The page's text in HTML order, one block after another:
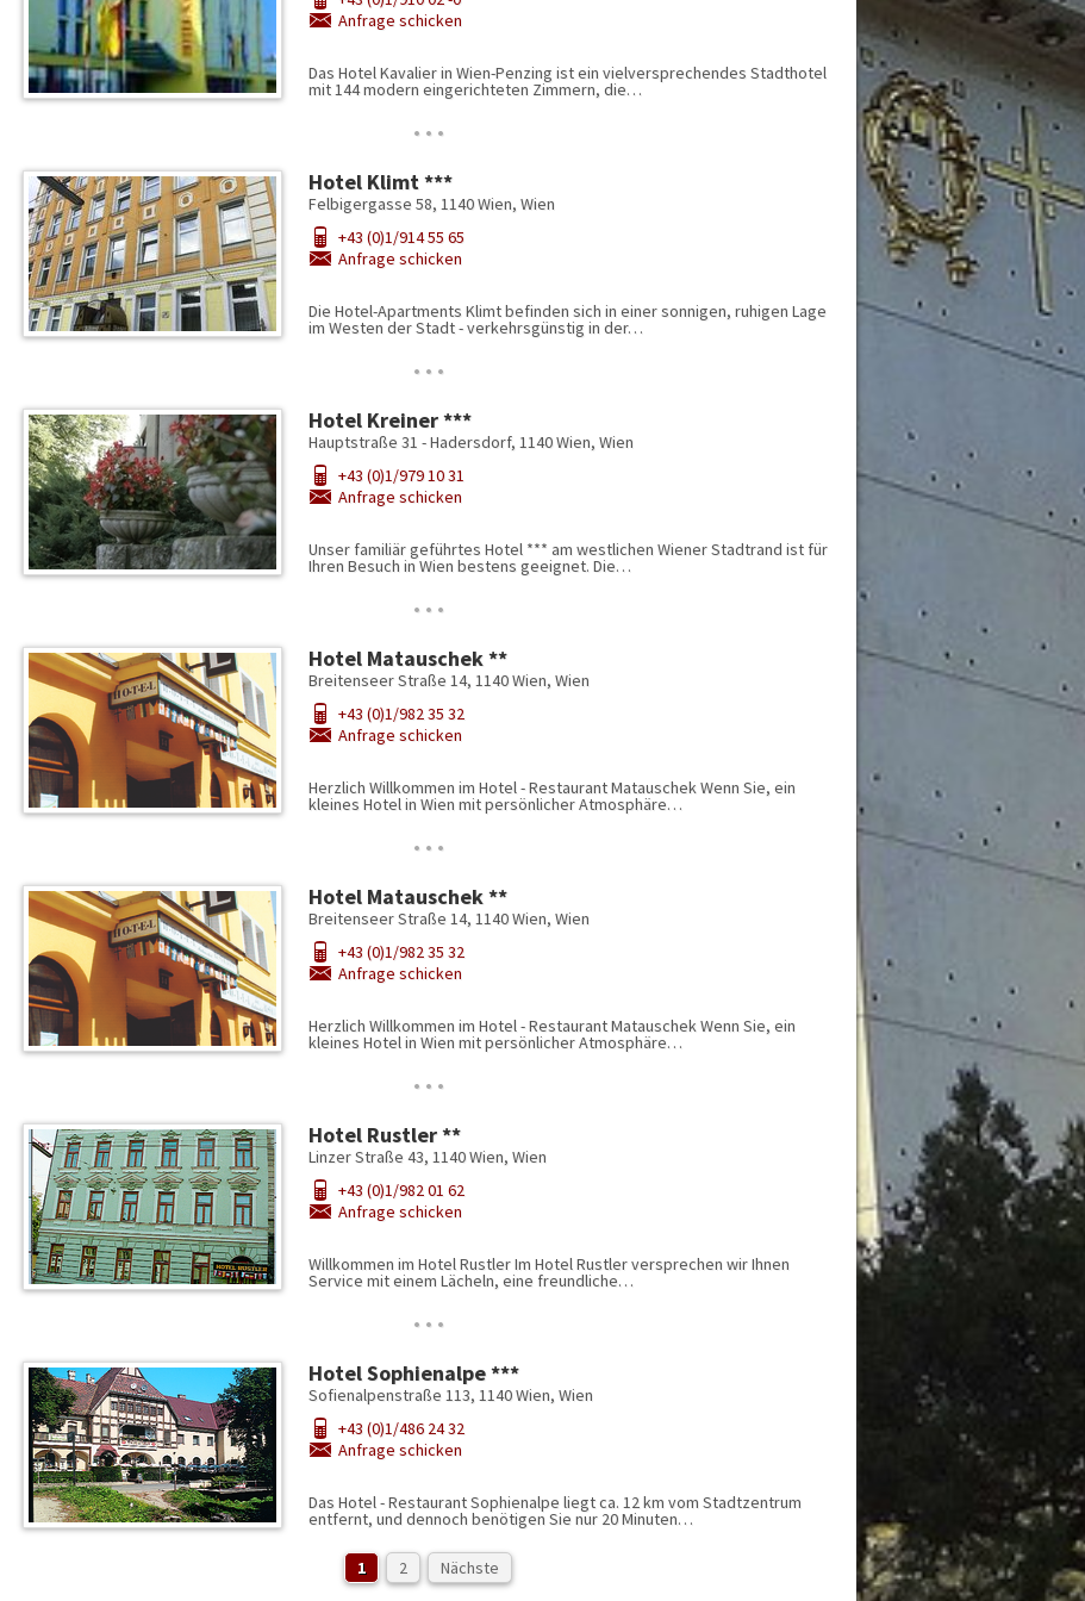
Anfrage schicken
Das Hotel Kavalier in Wien-Penzing ist ein vielversprechendes Stadthotel
mit 144 modern eingerichteten Zimmern, die…
…
Hotel Klimt ***
Felbigergasse 58, 1140 Wien, Wien
+43 (0)1/914 55 65
Anfrage schicken
Die Hotel-Apartments Klimt befinden sich in einer sonnigen, ruhigen Lage
im Westen der Stadt - verkehrsgünstig in der…
…
Hotel Kreiner ***
Hauptstraße 31 - Hadersdorf, 1140 Wien, Wien
+43 (0)1/979 10 31
Anfrage schicken
Unser familiär geführtes Hotel *** am westlichen Wiener Stadtrand ist für
Ihren Besuch in Wien bestens geeignet. Die…
…
Hotel Matauschek **
Breitenseer Straße 14, 1140 Wien, Wien
+43 (0)1/982 35 32
Anfrage schicken
Herzlich Willkommen im Hotel - Restaurant Matauschek Wenn Sie, ein
kleines Hotel in Wien mit persönlicher Atmosphäre…
…
Hotel Matauschek **
Breitenseer Straße 14, 1140 Wien, Wien
+43 (0)1/982 35 32
Anfrage schicken
Herzlich Willkommen im Hotel - Restaurant Matauschek Wenn Sie, ein
kleines Hotel in Wien mit persönlicher Atmosphäre…
…
Hotel Rustler **
Linzer Straße 43, 1140 Wien, Wien
+43 (0)1/982 01 62
Anfrage schicken
Willkommen im Hotel Rustler Im Hotel Rustler versprechen wir Ihnen
Service mit einem Lächeln, eine freundliche…
…
Hotel Sophienalpe ***
Sofienalpenstraße 113, 1140 Wien, Wien
+43 (0)1/486 24 32
Anfrage schicken
Das Hotel - Restaurant Sophienalpe liegt ca. 12 km vom Stadtzentrum
entfernt, und dennoch benötigen Sie nur 20 Minuten…
1 2 Nächste